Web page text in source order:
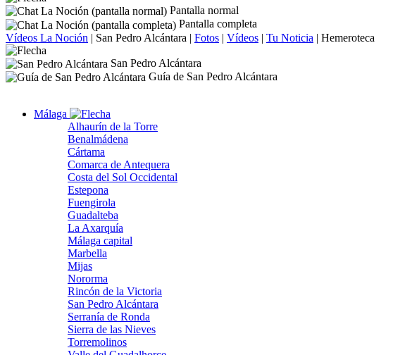
Pantalla normal
Pantalla completa
Vídeos La Noción | San Pedro Alcántara | Fotos | Vídeos | Tu Noticia | Hemeroteca
San Pedro Alcántara
Guía de San Pedro Alcántara
Málaga
Alhaurín de la Torre
Benalmádena
Cártama
Comarca de Antequera
Costa del Sol Occidental
Estepona
Fuengirola
Guadalteba
La Axarquía
Málaga capital
Marbella
Mijas
Nororma
Rincón de la Victoria
San Pedro Alcántara
Serranía de Ronda
Sierra de las Nieves
Torremolinos